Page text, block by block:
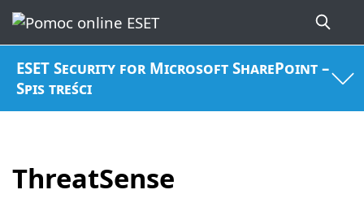
ESET Security for Microsoft SharePoint –
Spis treści
ThreatSense